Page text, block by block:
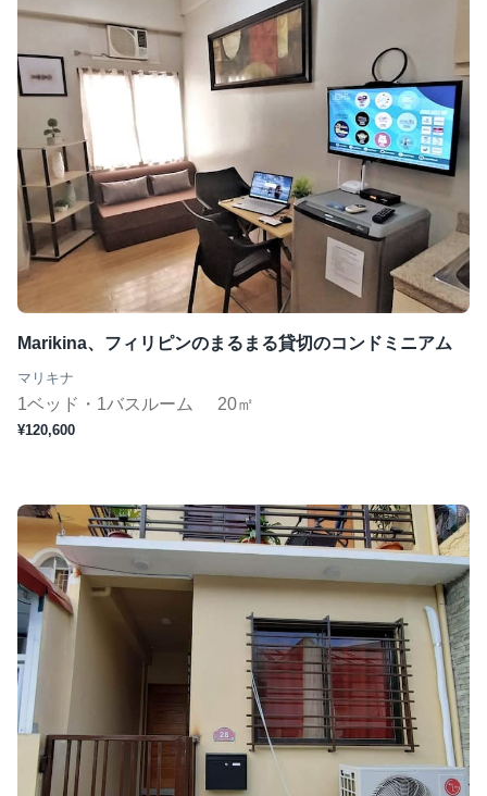
Marikina、フィリピンのまるまる貸切のコンドミニアム
マリキナ
1ベッド・1バスルーム 20㎡
¥120,600